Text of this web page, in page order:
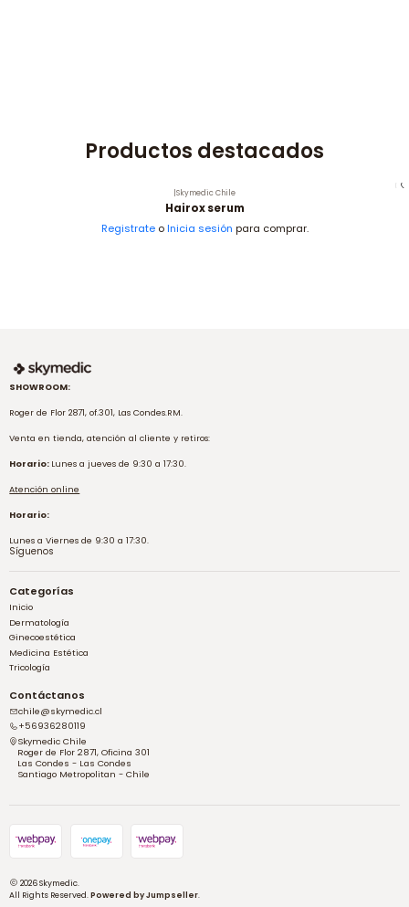
Productos destacados
Skymedic Chile
Hairox serum
Registrateo Inicia sesión para comprar.
SHOWROOM:
Roger de Flor 2871, of.301, Las Condes.RM.
Venta en tienda, atención al cliente y retiros:
Horario: Lunes a jueves de 9:30 a 17:30.
Atención online
Horario:
Lunes a Viernes de 9:30 a 17:30.
Síguenos
Categorías
Inicio
Dermatología
Ginecoestética
Medicina Estética
Tricología
Contáctanos
chile@skymedic.cl
+56936280119
Skymedic Chile
Roger de Flor 2871, Oficina 301
Las Condes - Las Condes
Santiago Metropolitan - Chile
2026 Skymedic.
All Rights Reserved.Powered by Jumpseller.